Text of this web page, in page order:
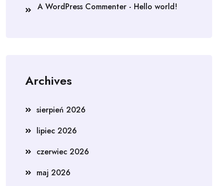
A WordPress Commenter - Hello world!
Archives
sierpień 2026
lipiec 2026
czerwiec 2026
maj 2026